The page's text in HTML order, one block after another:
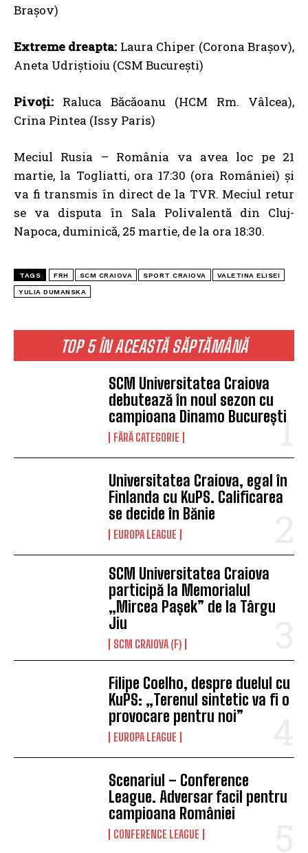
TOP 5 ÎN ACEASTĂ SĂPTĂMÂNĂ
SCM Universitatea Craiova
debutează în noul sezon cu
campioana Dinamo București
FĂRĂ CATEGORIE
Universitatea Craiova, egal în
Finlanda cu KuPS. Calificarea
se decide în Bănie
EUROPA LEAGUE
SCM Universitatea Craiova
participă la Memorialul
„Mircea Pașek” de la Târgu
Jiu
SCM CRAIOVA (F)
Filipe Coelho, despre duelul cu
KuPS: „Terenul sintetic va fi o
provocare pentru noi”
EUROPA LEAGUE
Scenariul – Conference
League. Adversar facil pentru
campioana României
CONFERENCE LEAGUE
Braşov)
Extreme dreapta: Laura Chiper (Corona Braşov),
Aneta Udriştioiu (CSM Bucureşti)
Pivoţi: Raluca Băcăoanu (HCM Rm. Vâlcea),
Crina Pintea (Issy Paris)
Meciul Rusia – România va avea loc pe 21
martie, la Togliatti, ora 17:30 (ora României) şi
va fi transmis în direct de la TVR. Meciul retur
se va disputa în Sala Polivalentă din Cluj-
Napoca, duminică, 25 martie, de la ora 18:30.
TAGS FRH SCM CRAIOVA SPORT CRAIOVA VALETINA ELISEI
YULIA DUMANSKA